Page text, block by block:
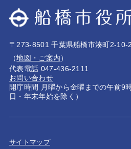
〒273-8501 千葉県船橋市湊町2-10-
（地図・ご案内）
代表電話 047-436-2111
お問い合わせ
開庁時間 月曜から金曜までの午前9
日・年末年始を除く）
サイトマップ